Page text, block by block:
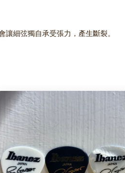
細弦獨自承受張力，產生斷裂。